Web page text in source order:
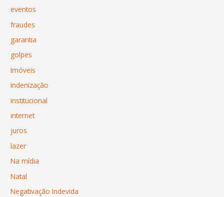
eventos
fraudes
garantia
golpes
Imóveis
indenização
institucional
internet
juros
lazer
Na mídia
Natal
Negativação Indevida